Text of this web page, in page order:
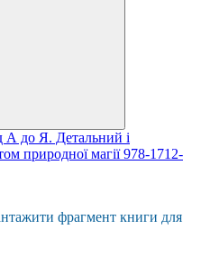
фрагмент книги для